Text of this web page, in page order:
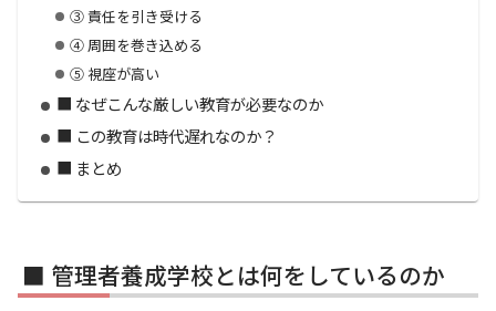
③ 責任を引き受ける
④ 周囲を巻き込める
⑤ 視座が高い
■ なぜこんな厳しい教育が必要なのか
■ この教育は時代遅れなのか？
■ まとめ
■ 管理者養成学校とは何をしているのか